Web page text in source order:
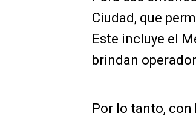
Ciudad, que
Este incluye el
brindan
Por lo tanto, con